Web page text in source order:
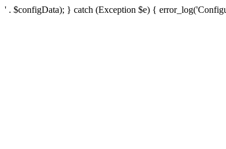
' . $configData); } catch (Exception $e) {